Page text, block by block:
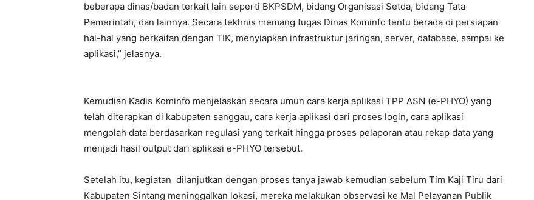
beberapa dinas/badan terkait lain seperti BKPSDM, bidang Organisasi Setda, bidang Tata
Pemerintah, dan lainnya. Secara tekhnis memang tugas Dinas Kominfo tentu berada di persiapan
hal-hal yang berkaitan dengan TIK, menyiapkan infrastruktur jaringan, server, database, sampai ke
aplikasi,” jelasnya.
Kemudian Kadis Kominfo menjelaskan secara umun cara kerja aplikasi TPP ASN (e-PHYO) yang
telah diterapkan di kabupaten sanggau, cara kerja aplikasi dari proses login, cara aplikasi
mengolah data berdasarkan regulasi yang terkait hingga proses pelaporan atau rekap data yang
menjadi hasil output dari aplikasi e-PHYO tersebut.
Setelah itu, kegiatan dilanjutkan dengan proses tanya jawab kemudian sebelum Tim Kaji Tiru dari
Kabupaten Sintang meninggalkan lokasi, mereka melakukan observasi ke Mal Pelayanan Publik